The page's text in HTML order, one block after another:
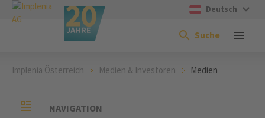
Deutsch
Suche
Implenia Österreich Medien & Investoren Medien
NAVIGATION